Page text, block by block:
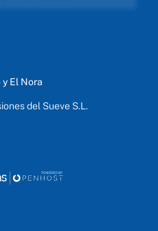
y El Nora
del Sueve S.L.